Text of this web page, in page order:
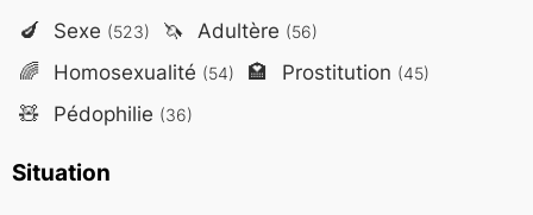
🍆 Sexe (523) 🦄 Adultère (56)
🌈 Homosexualité (54) 🏩 Prostitution (45)
🧸 Pédophilie (36)
Situation